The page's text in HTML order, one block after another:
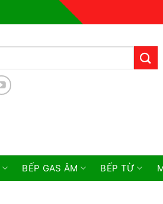
BẾP GAS ÂM BẾP TỪ